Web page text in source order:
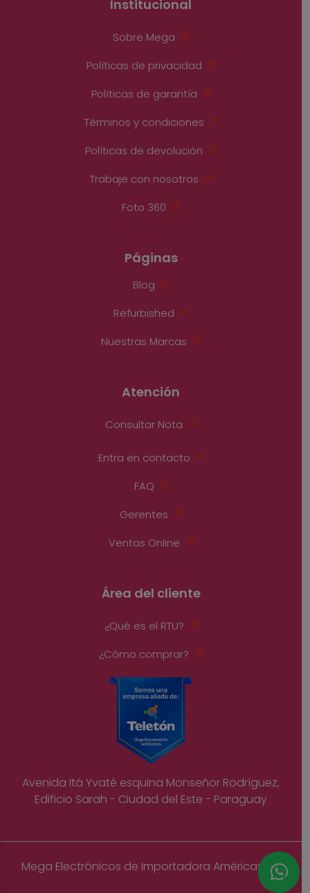
Institucional
Sobre Mega
Políticas de privacidad
Políticas de garantía
Términos y condiciones
Políticas de devolución
Trabaje con nosotros
Foto 360
Páginas
Blog
Refurbished
Nuestras Marcas
Atención
Consultar Nota
Entra en contacto
FAQ
Gerentes
Ventas Online
Área del cliente
¿Qué es el RTU?
¿Cómo comprar?
Avenida Itá Yvaté esquina Monseñor Rodríguez,
Edificio Sarah - Ciudad del Este - Paraguay
Mega Electrónicos de Importadora Américas S.A